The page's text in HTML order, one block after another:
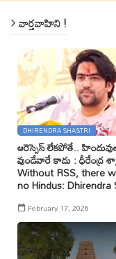
వార్తవాహిని !
DHIRENDRA SHASTRI
ఆరెస్సెస్ లేకపోతే..
వుండేవారే కాదు : ధీరేంద్ర
Without RSS, there
no Hindus: Dhirendra
February 17, 2026